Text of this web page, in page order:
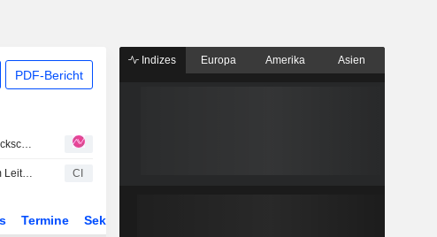
PDF-Bericht
Orsted: Ørsted verliert Hesselø: Rückschlag im Heimatmarkt, doch Disziplin hat Vorrang
Ørsted ernennt Peter Hepburn zum Leiter Generation UK - Amtsantritt am 1. Oktober 2026 CI
Termine Sektor
Indizes Europa Amerika Asien